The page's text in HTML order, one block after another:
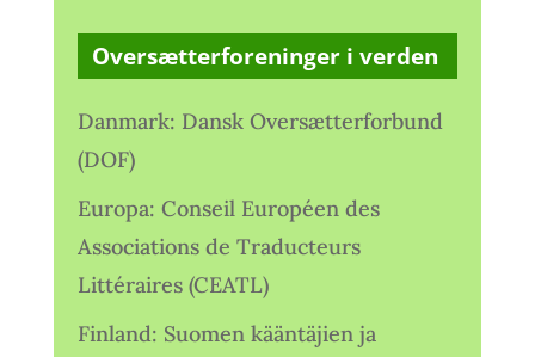
Oversætterforeninger i verden
Danmark: Dansk Oversætterforbund
(DOF)
Europa: Conseil Européen des
Associations de Traducteurs
Littéraires (CEATL)
Finland: Suomen kääntäjien ja